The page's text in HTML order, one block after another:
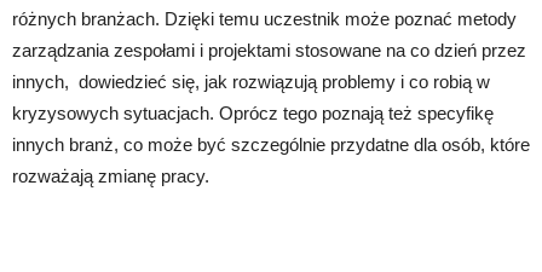
różnych branżach. Dzięki temu uczestnik może poznać metody
zarządzania zespołami i projektami stosowane na co dzień przez
innych, dowiedzieć się, jak rozwiązują problemy i co robią w
kryzysowych sytuacjach. Oprócz tego poznają też specyfikę
innych branż, co może być szczególnie przydatne dla osób, które
rozważają zmianę pracy.